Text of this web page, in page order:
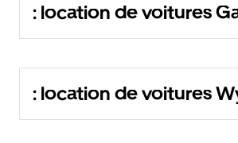
: location de voitures
: location de voitures